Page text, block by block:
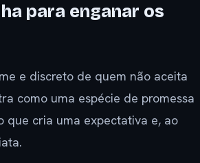
para enganar os
e discreto de quem não aceita
como uma espécie de promessa
que cria uma expectativa e, ao